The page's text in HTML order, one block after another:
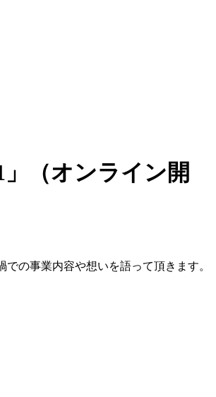
（オンライン開
の事業内容や想いを語って頂きます。